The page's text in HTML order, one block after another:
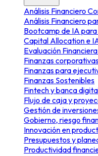
Análisis Financiero
Análisis Financiero
Bootcamp de IA
Capital Allocation e
Evaluación
Finanzas
Finanzas para
Finanzas Sostenibles
Fintech y banca
Flujo de caja y
Gestión de
Gobierno, riesgo
Innovación en
Presupuestos y
Productividad